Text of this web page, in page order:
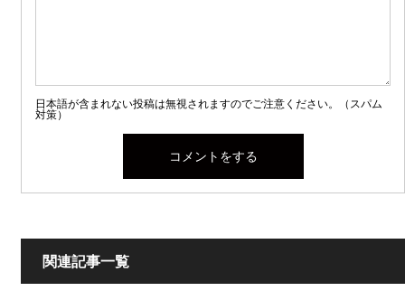
日本語が含まれない投稿は無視されますのでご注意ください。（スパム
対策）
関連記事一覧